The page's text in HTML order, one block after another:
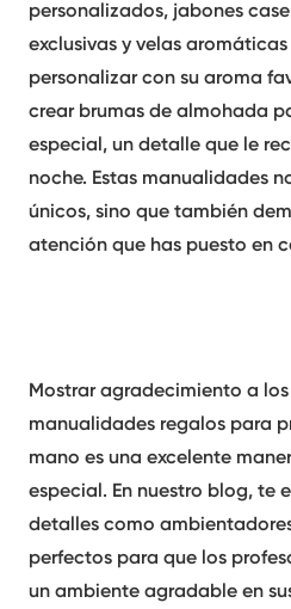
personalizados, jabones
exclusivas y velas
personalizar con su aroma
crear brumas de almohada
especial, un detalle que le
noche. Estas manualidades
únicos, sino que también
atención que has puesto en
Mostrar agradecimiento a
manualidades regalos para
mano es una excelente
especial. En nuestro blog, te
detalles como
perfectos para que los
un ambiente agradable en